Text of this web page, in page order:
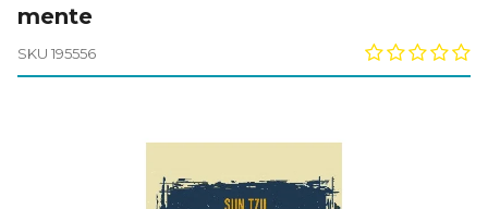
mente
SKU 195556